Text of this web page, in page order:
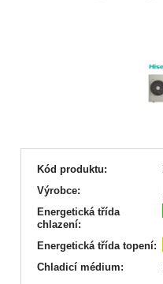
Kód produktu:
Výrobce:
Energetická třída
chlazení:
Energetická třída topení:
Chladicí médium: